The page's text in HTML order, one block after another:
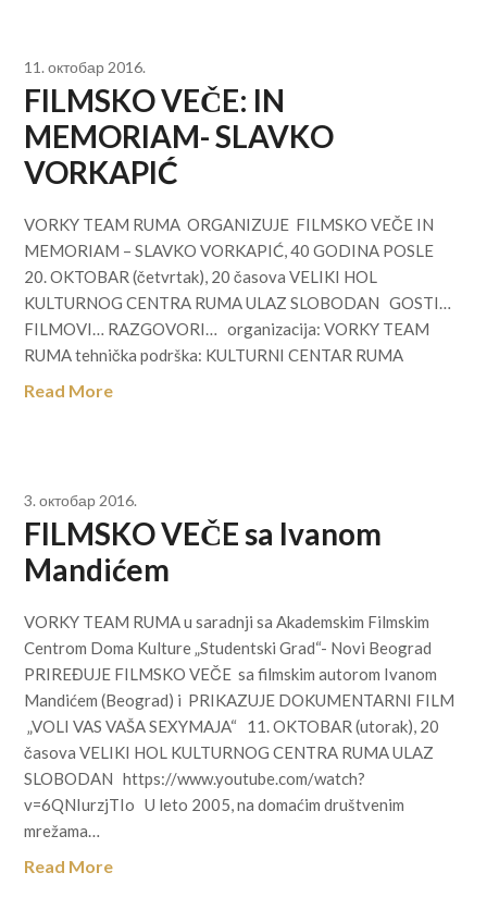
11. октобар 2016.
FILMSKO VEČE: IN
MEMORIAM- SLAVKO
VORKAPIĆ
VORKY TEAM RUMA ORGANIZUJE FILMSKO VEČE IN
MEMORIAM – SLAVKO VORKAPIĆ, 40 GODINA POSLE
20. OKTOBAR (četvrtak), 20 časova VELIKI HOL
KULTURNOG CENTRA RUMA ULAZ SLOBODAN GOSTI…
FILMOVI… RAZGOVORI… organizacija: VORKY TEAM
RUMA tehnička podrška: KULTURNI CENTAR RUMA
Read More
3. октобар 2016.
FILMSKO VEČE sa Ivanom
Mandićem
VORKY TEAM RUMA u saradnji sa Akademskim Filmskim
Centrom Doma Kulture „Studentski Grad“- Novi Beograd
PRIREĐUJE FILMSKO VEČE sa filmskim autorom Ivanom
Mandićem (Beograd) i PRIKAZUJE DOKUMENTARNI FILM
„VOLI VAS VAŠA SEXYMAJA“ 11. OKTOBAR (utorak), 20
časova VELIKI HOL KULTURNOG CENTRA RUMA ULAZ
SLOBODAN https://www.youtube.com/watch?
v=6QNIurzjTIo U leto 2005, na domaćim društvenim
mrežama…
Read More